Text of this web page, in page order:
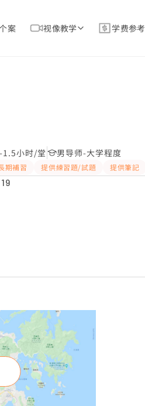
案 视像教学 学费参考
小时/堂 男导师-大学程度
期補習 提供練習題/試題 提供筆記